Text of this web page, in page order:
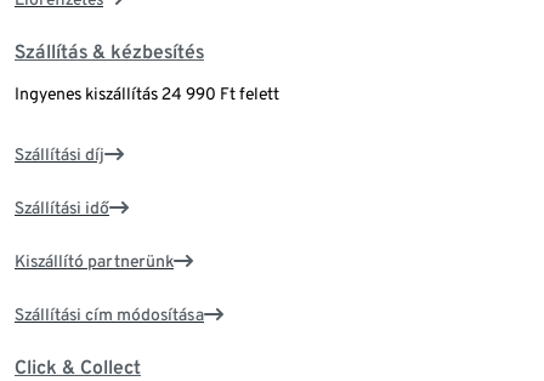
Szállítás & kézbesítés
Ingyenes kiszállítás 24 990 Ft felett
Szállítási díj
Szállítási idő
Kiszállító partnerünk
Szállítási cím módosítása
Click & Collect